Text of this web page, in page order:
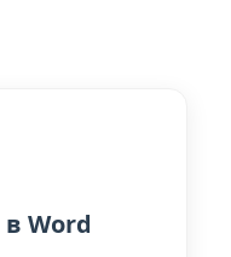
Word